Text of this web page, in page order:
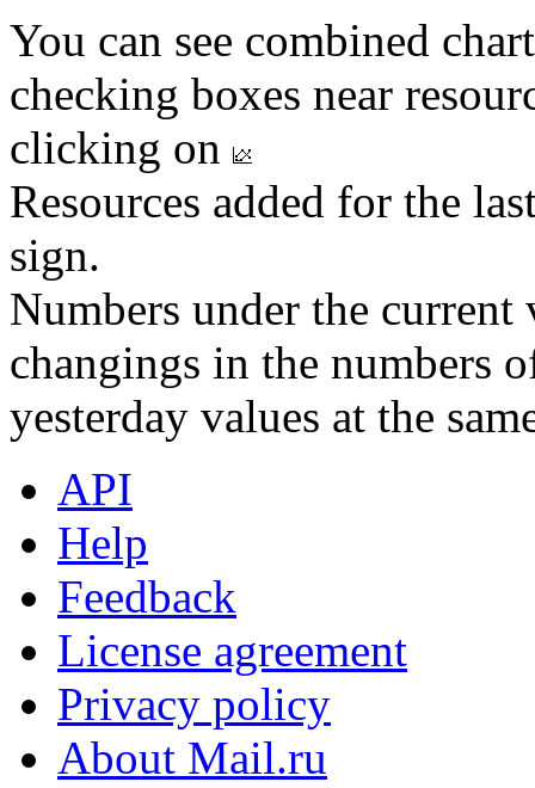
You can see combined
checking boxes near
clicking on
Resources added for the
sign.
Numbers under the
changings in the numbers
yesterday values at the
API
Help
Feedback
License agreement
Privacy policy
About Mail.ru